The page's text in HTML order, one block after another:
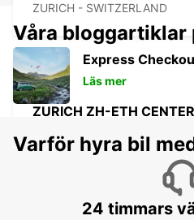
ZURICH - SWITZERLAND
ZURICH ZH-ETH
Våra bloggartiklar
Express
Läs mer
Varför hyra bil
24 timmars